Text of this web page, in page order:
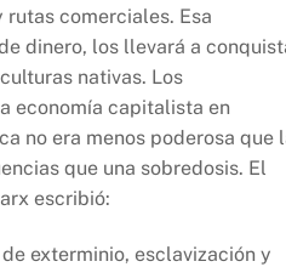
comerciales. Esa
dinero, los llevará a
nativas. Los
economía capitalista en
no era menos poderosa que
que una sobredosis. El
escribió:
exterminio, esclavización y